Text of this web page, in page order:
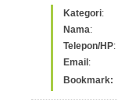
Kategori:
Nama:
Telepon/HP:
Email :
Bookmark: